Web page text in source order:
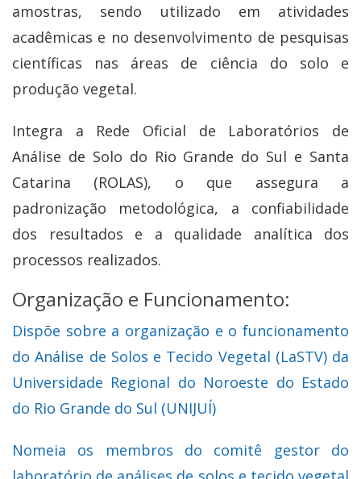
amostras, sendo utilizado em atividades
acadêmicas e no desenvolvimento de pesquisas
científicas nas áreas de ciência do solo e
produção vegetal.
Integra a Rede Oficial de Laboratórios de
Análise de Solo do Rio Grande do Sul e Santa
Catarina (ROLAS), o que assegura a
padronização metodológica, a confiabilidade
dos resultados e a qualidade analítica dos
processos realizados.
Organização e Funcionamento:
Dispõe sobre a organização e o funcionamento
do Análise de Solos e Tecido Vegetal (LaSTV) da
Universidade Regional do Noroeste do Estado
do Rio Grande do Sul (UNIJUÍ)
Nomeia os membros do comitê gestor do